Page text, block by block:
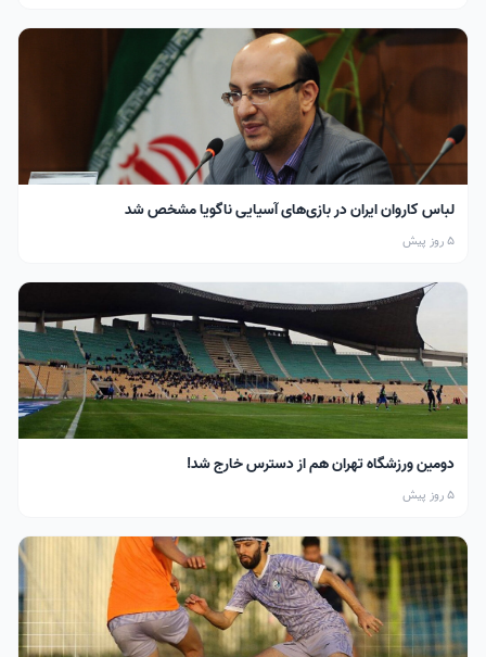
لباس کاروان ایران در بازی‌های آسیایی ناگویا مشخص شد
5 روز پیش
دومین ورزشگاه تهران هم از دسترس خارج شد!
5 روز پیش